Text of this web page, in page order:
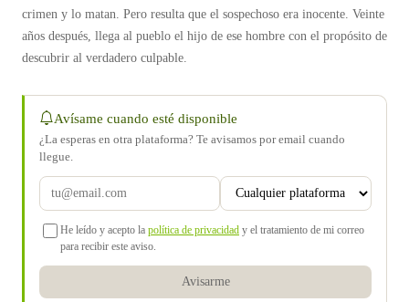
crimen y lo matan. Pero resulta que el sospechoso era inocente. Veinte
años después, llega al pueblo el hijo de ese hombre con el propósito de
descubrir al verdadero culpable.
Avísame cuando esté disponible
¿La esperas en otra plataforma? Te avisamos por email cuando
llegue.
He leído y acepto la política de privacidad y el tratamiento de mi correo
para recibir este aviso.
Avisarme